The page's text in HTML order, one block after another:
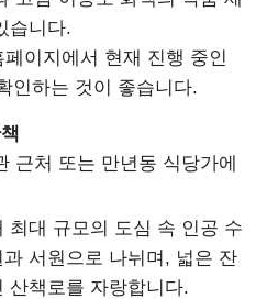
습니다.
이지에서 현재 진행 중인
인하는 것이 좋습니다.
근처 또는 만년동 식당가에
최대 규모의 도심 속 인공 수
서원으로 나뉘며, 넓은 잔
산책로를 자랑합니다.